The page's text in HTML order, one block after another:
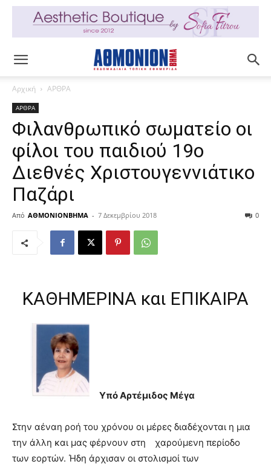
Αρχική ΑΡΘΡΑ
ΑΡΘΡΑ
Φιλανθρωπικό σωματείο οι
φίλοι του παιδιού 19ο
Διεθνές Χριστουγεννιάτικο
Παζάρι
Από ΑΘΜΟΝΙΟΝΒΗΜΑ - 7 Δεκεμβρίου 2018 0
ΚΑΘΗΜΕΡΙΝΑ και ΕΠΙΚΑΙΡΑ
Υπό Αρτέμιδος Μέγα
Στην αέναη ροή του χρόνου οι μέρες διαδέχονται η μια
την άλλη και μας φέρνουν στη
χαρούμενη περίοδο
των εορτών. Ήδη άρχισαν οι στολισμοί των